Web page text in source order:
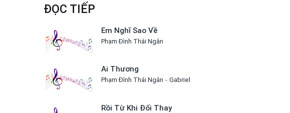
ĐỌC TIẾP
Em Nghĩ Sao Về
Phạm Đình Thái Ngân
Ai Thương
Phạm Đình Thái Ngân Gabriel
Rồi Từ Khi Đổi Thay